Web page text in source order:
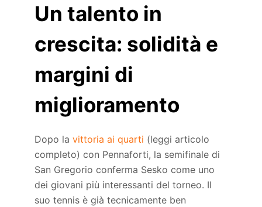
Un talento in
crescita: solidità e
margini di
miglioramento
Dopo lavittoria ai quarti (leggi articolo
completo) con Pennaforti, la semifinale di
San Gregorio conferma Sesko come uno
dei giovani più interessanti del torneo. Il
suo tennis è già tecnicamente ben